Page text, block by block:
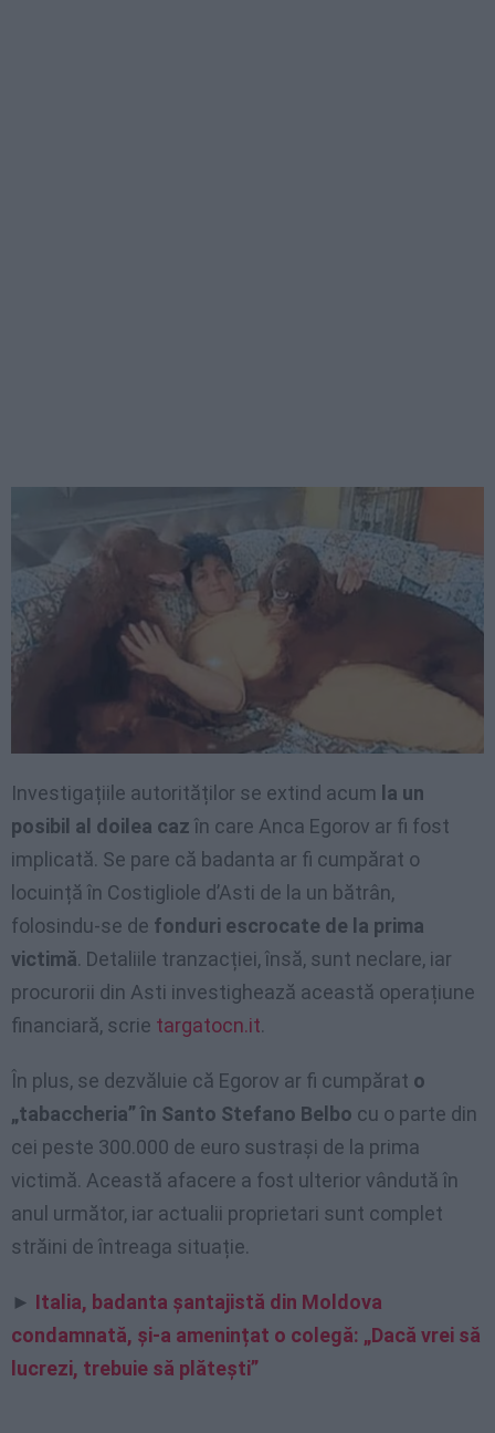
Investigațiile autorităților se extind acum la un
posibil al doilea caz în care Anca Egorov ar fi fost
implicată. Se pare că badanta ar fi cumpărat o
locuință în Costigliole d’Asti de la un bătrân,
folosindu-se de fonduri escrocate de la prima
victimă. Detaliile tranzacției, însă, sunt neclare, iar
procurorii din Asti investighează această operațiune
financiară, scrie targatocn.it.
În plus, se dezvăluie că Egorov ar fi cumpărat o
„tabaccheria” în Santo Stefano Belbo cu o parte din
cei peste 300.000 de euro sustrași de la prima
victimă. Această afacere a fost ulterior vândută în
anul următor, iar actualii proprietari sunt complet
străini de întreaga situație.
► Italia, badanta șantajistă din Moldova
condamnată, și-a amenințat o colegă: „Dacă vrei să
lucrezi, trebuie să plătești”